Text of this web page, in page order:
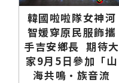
韓國啦啦隊女神河
智媛穿原民服飾攜
手吉安鄉長 期待大
家9月5日參加「山
海共鳴•族音流